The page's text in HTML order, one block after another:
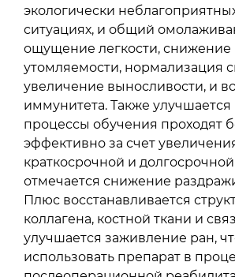
экологически
ситуациях, и общий
ощущение легкости, снижение
утомляемости, нормализация
увеличение выносливости, и
иммунитета. Также улучшается
процессы обучения проходят
эффективно за счет
краткосрочной и
отмечается снижение
Плюс восстанавливается
коллагена, костной ткани и
улучшается заживление ран,
использовать препарат в